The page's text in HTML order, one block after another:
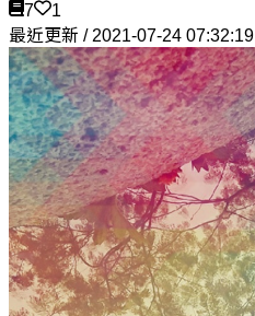
7
1
最近更新 / 2021-07-24 07:32:19